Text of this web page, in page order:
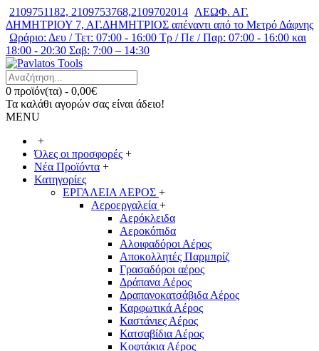
2109751182, 2109753768,2109702014 ΛΕΩΦ. ΑΓ.
ΔΗΜΗΤΡΙΟΥ 7, ΑΓ.ΔΗΜΗΤΡΙΟΣ απέναντι από το Μετρό Δάφνης
Ωράριο: Δευ / Τετ: 07:00 - 16:00 Τρ / Πε / Παρ: 07:00 - 16:00 και
18:00 - 20:30 Σαβ: 7:00 – 14:30
0 προϊόν(τα) - 0,00€
Τα καλάθι αγορών σας είναι άδειο!
MENU
+
Όλες οι προσφορές +
Νέα Προϊόντα +
Κατηγορίες
ΕΡΓΑΛΕΙΑ ΑΕΡΟΣ +
Αεροεργαλεία +
Αερόκλειδα
Αεροκόπιδα
Αλοιφαδόροι Αέρος
Αποκολλητές Παρμπρίζ
Γρασαδόροι αέρος
Δράπανα Αέρος
Δραπανοκατσάβιδα Αέρος
Καρφωτικά Αέρος
Καστάνιες Αέρος
Κατσαβίδια Αέρος
Κοφτάκια Αέρος